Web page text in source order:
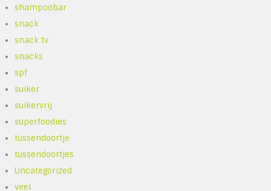
shampoobar
snack
snack tv
snacks
spf
suiker
suikervrij
superfoodies
tussendoortje
tussendoortjes
Uncategorized
veel